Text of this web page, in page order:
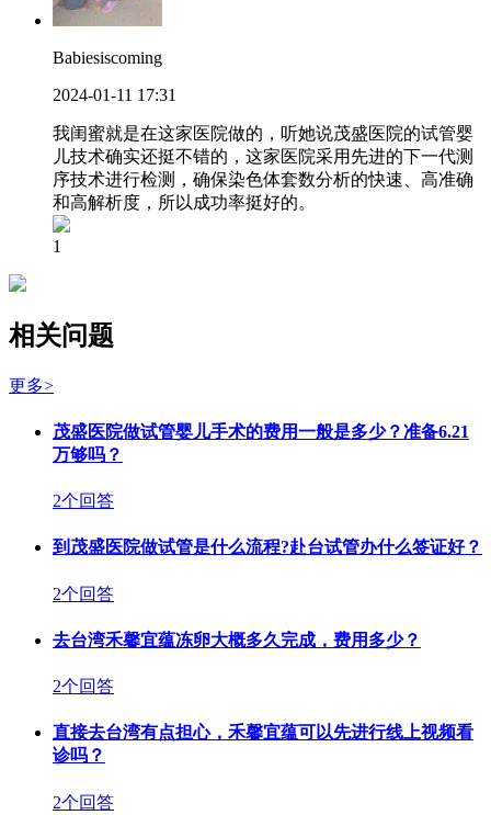
Babiesiscoming
2024-01-11 17:31
我闺蜜就是在这家医院做的，听她说茂盛医院的试管婴
儿技术确实还挺不错的，这家医院采用先进的下一代测
序技术进行检测，确保染色体套数分析的快速、高准确
和高解析度，所以成功率挺好的。
1
相关问题
更多>
茂盛医院做试管婴儿手术的费用一般是多少？准备6.21
万够吗？
2个回答
到茂盛医院做试管是什么流程?赴台试管办什么签证好？
2个回答
去台湾禾馨宜蕴冻卵大概多久完成，费用多少？
2个回答
直接去台湾有点担心，禾馨宜蕴可以先进行线上视频看
诊吗？
2个回答